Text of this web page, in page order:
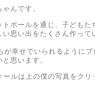
んです。
トボールを通じ、子どもた
い思い出をたくさん作って
が幸せでいられるようにブ
思います。
ールは上の僕の写真をクリ